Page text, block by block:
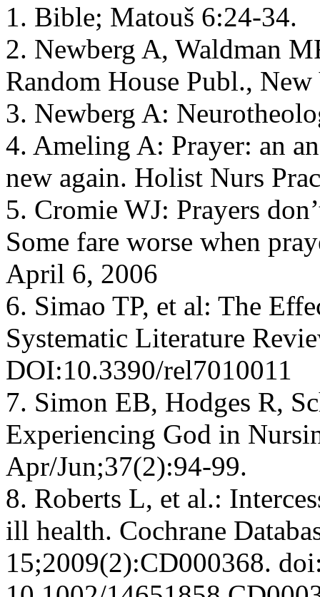
1. Bible; Matouš 6:24-34.
2. Newberg A, Waldman
Random House Publ.,
3. Newberg A:
4. Ameling A: Prayer: an
new again. Holist Nurs
5. Cromie WJ: Prayers
Some fare worse when
April 6, 2006
6. Simao TP, et al: The
Systematic Literature
DOI:10.3390/rel7010011
7. Simon EB, Hodges R,
Experiencing God in
Apr/Jun;37(2):94-99.
8. Roberts L, et al.:
ill health. Cochrane
15;2009(2):CD000368.